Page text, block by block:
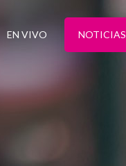
EN VIVO NOTICIAS